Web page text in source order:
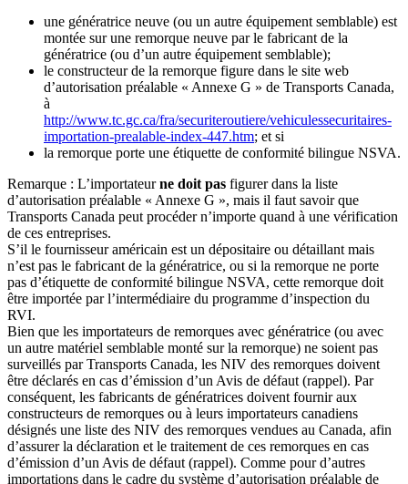
une génératrice neuve (ou un autre équipement semblable) est
montée sur une remorque neuve par le fabricant de la
génératrice (ou d’un autre équipement semblable);
le constructeur de la remorque figure dans le site web
d’autorisation préalable « Annexe G » de Transports Canada,
à
http://www.tc.gc.ca/fra/securiteroutiere/vehiculessecuritaires-
importation-prealable-index-447.htm; et si
la remorque porte une étiquette de conformité bilingue NSVA.
Remarque : L’importateurne doit pas figurer dans la liste
d’autorisation préalable « Annexe G », mais il faut savoir que
Transports Canada peut procéder n’importe quand à une vérification
de ces entreprises.
S’il le fournisseur américain est un dépositaire ou détaillant mais
n’est pas le fabricant de la génératrice, ou si la remorque ne porte
pas d’étiquette de conformité bilingue NSVA, cette remorque doit
être importée par l’intermédiaire du programme d’inspection du
RVI.
Bien que les importateurs de remorques avec génératrice (ou avec
un autre matériel semblable monté sur la remorque) ne soient pas
surveillés par Transports Canada, les NIV des remorques doivent
être déclarés en cas d’émission d’un Avis de défaut (rappel). Par
conséquent, les fabricants de génératrices doivent fournir aux
constructeurs de remorques ou à leurs importateurs canadiens
désignés une liste des NIV des remorques vendues au Canada, afin
d’assurer la déclaration et le traitement de ces remorques en cas
d’émission d’un Avis de défaut (rappel). Comme pour d’autres
importations dans le cadre du système d’autorisation préalable de